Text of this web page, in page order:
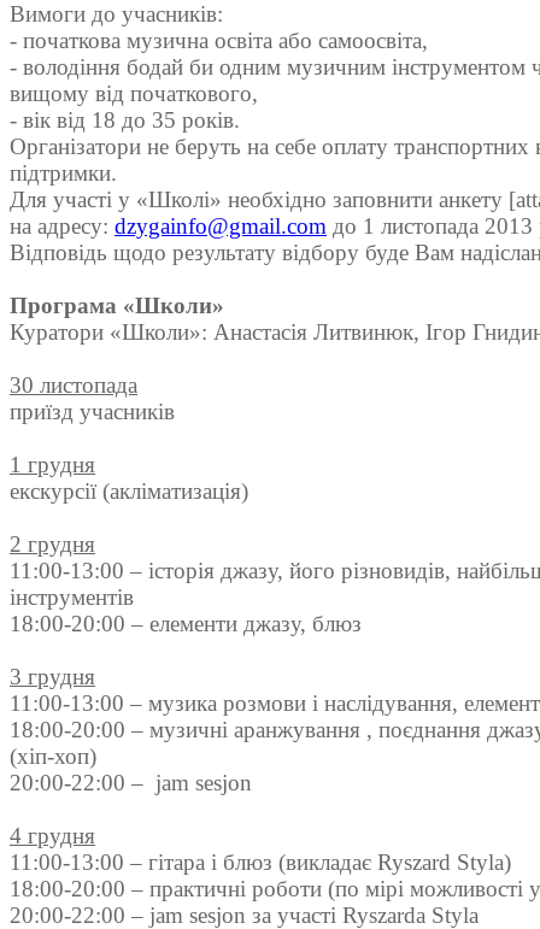
Вимоги до учасників:
- початкова музична освіта або самоосвіта,
- володіння бодай би одним музичним інструментом
вищому від початкового,
- вік від 18 до 35 років.
Організатори не беруть на себе оплату транспортних
підтримки.
Для участі у «Школі» необхідно заповнити анкету
на адресу: dzygainfo@gmail.com до 1 листопада 2013
Відповідь щодо результату відбору буде Вам
Програма «Школи»
Куратори «Школи»: Анастасія Литвинюк, Ігор
30 листопада
приїзд учасників
1 грудня
екскурсії (акліматизація)
2 грудня
11:00-13:00 – історія джазу, його різновидів,
інструментів
18:00-20:00 – елементи джазу, блюз
3 грудня
11:00-13:00 – музика розмови і наслідування,
18:00-20:00 – музичні аранжування , поєднання
(хіп-хоп)
20:00-22:00 – jam sesjon
4 грудня
11:00-13:00 – гітара і блюз (викладає Ryszard Styla)
18:00-20:00 – практичні роботи (по мірі можливості
20:00-22:00 – jam sesjon за участі Ryszardа Styla